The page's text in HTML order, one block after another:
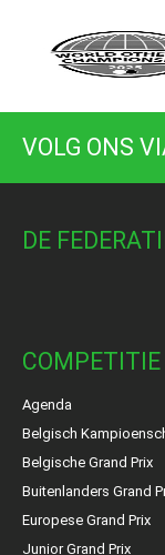
VOLG ONS
DE
COMPETITIE
Agenda
Belgisch
Belgische Grand Prix
Buitenlanders Grand
Europese Grand Prix
Junior Grand Prix